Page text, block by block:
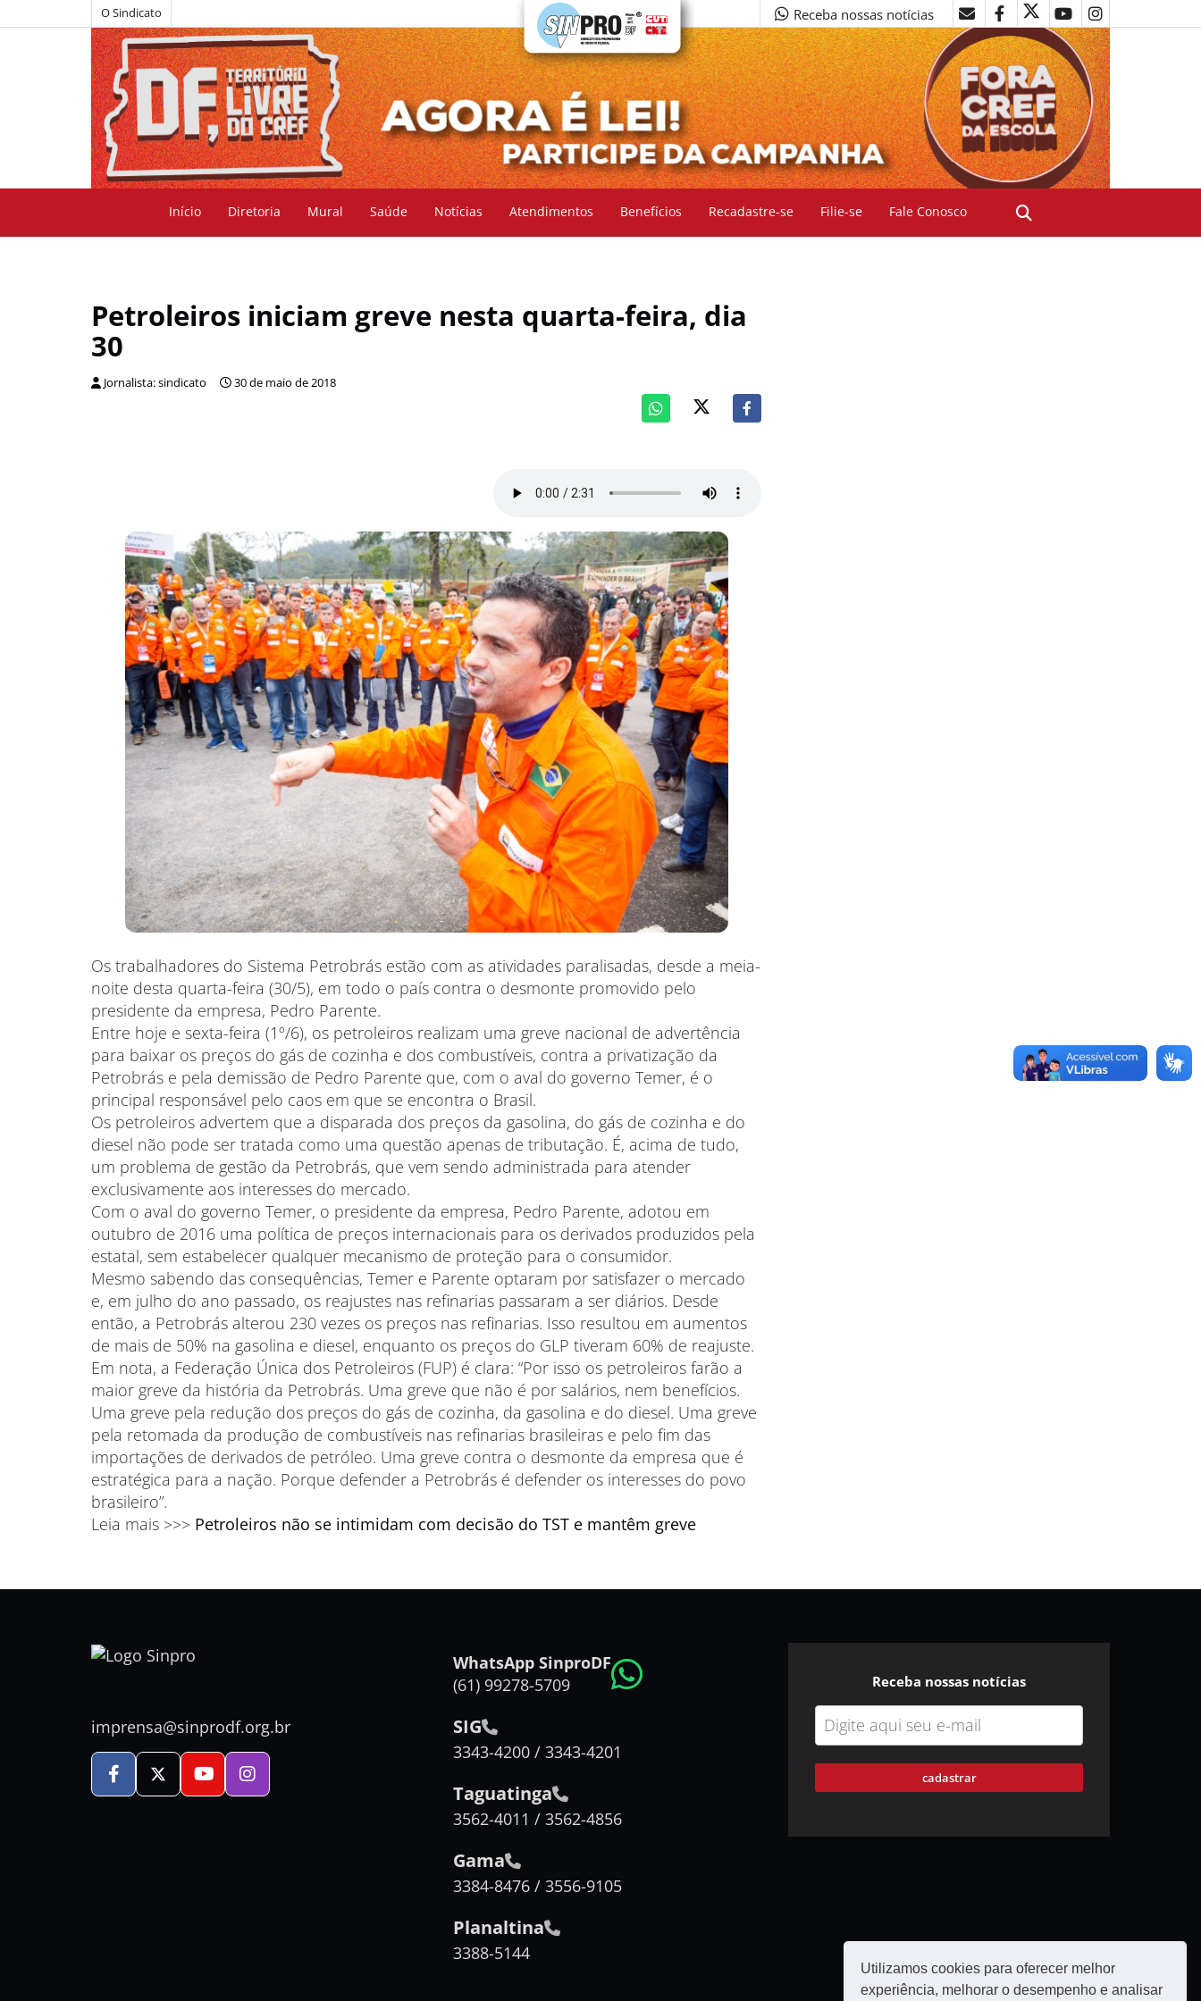
Utilizamos cookies para oferecer melhor
experiência, melhorar o desempenho e analisar
O Sindicato Receba nossas notícias
Início Diretoria Mural Saúde Notícias Atendimentos Benefícios Recadastre-se Filie-se Fale Conosco
Petroleiros iniciam greve nesta quarta-feira, dia
30
Jornalista: sindicato 30 de maio de 2018
Os trabalhadores do Sistema Petrobrás estão com as atividades paralisadas, desde a meia-
noite desta quarta-feira (30/5), em todo o país contra o desmonte promovido pelo
presidente da empresa, Pedro Parente.
Entre hoje e sexta-feira (1º/6), os petroleiros realizam uma greve nacional de advertência
para baixar os preços do gás de cozinha e dos combustíveis, contra a privatização da
Petrobrás e pela demissão de Pedro Parente que, com o aval do governo Temer, é o
principal responsável pelo caos em que se encontra o Brasil.
Os petroleiros advertem que a disparada dos preços da gasolina, do gás de cozinha e do
diesel não pode ser tratada como uma questão apenas de tributação. É, acima de tudo,
um problema de gestão da Petrobrás, que vem sendo administrada para atender
exclusivamente aos interesses do mercado.
Com o aval do governo Temer, o presidente da empresa, Pedro Parente, adotou em
outubro de 2016 uma política de preços internacionais para os derivados produzidos pela
estatal, sem estabelecer qualquer mecanismo de proteção para o consumidor.
Mesmo sabendo das consequências, Temer e Parente optaram por satisfazer o mercado
e, em julho do ano passado, os reajustes nas refinarias passaram a ser diários. Desde
então, a Petrobrás alterou 230 vezes os preços nas refinarias. Isso resultou em aumentos
de mais de 50% na gasolina e diesel, enquanto os preços do GLP tiveram 60% de reajuste.
Em nota, a Federação Única dos Petroleiros (FUP) é clara: “Por isso os petroleiros farão a
maior greve da história da Petrobrás. Uma greve que não é por salários, nem benefícios.
Uma greve pela redução dos preços do gás de cozinha, da gasolina e do diesel. Uma greve
pela retomada da produção de combustíveis nas refinarias brasileiras e pelo fim das
importações de derivados de petróleo. Uma greve contra o desmonte da empresa que é
estratégica para a nação. Porque defender a Petrobrás é defender os interesses do povo
brasileiro”.
Leia mais >>> Petroleiros não se intimidam com decisão do TST e mantêm greve
imprensa@sinprodf.org.br
WhatsApp SinproDF
(61) 99278-5709
SIG
3343-4200 / 3343-4201
Taguatinga
3562-4011 / 3562-4856
Gama
3384-8476 / 3556-9105
Planaltina
3388-5144
Receba nossas notícias
cadastrar